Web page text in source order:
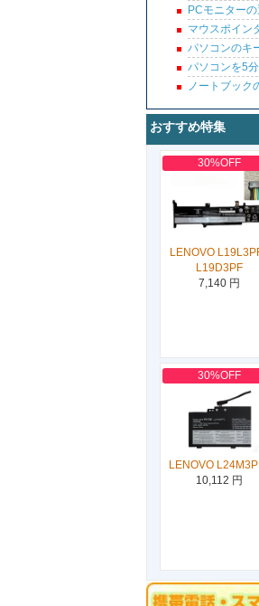
PCモニター
マウスポイン
パソコンのキ
パソコンを5
ノートブック
おすすめ特集
30%OFF
LENOVO
L19D3PF
7,140 円
30%OFF
LENOVO
10,112 円